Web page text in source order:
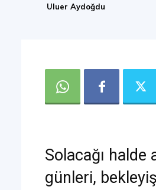
Uluer Aydoğdu
Solacağı halde
günleri,